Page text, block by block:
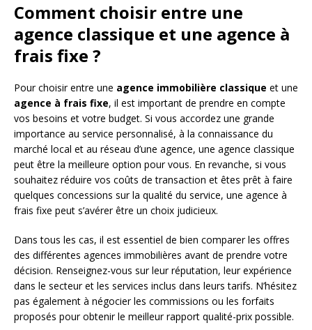
Comment choisir entre une
agence classique et une agence à
frais fixe ?
Pour choisir entre une agence immobilière classique et une
agence à frais fixe, il est important de prendre en compte
vos besoins et votre budget. Si vous accordez une grande
importance au service personnalisé, à la connaissance du
marché local et au réseau d’une agence, une agence classique
peut être la meilleure option pour vous. En revanche, si vous
souhaitez réduire vos coûts de transaction et êtes prêt à faire
quelques concessions sur la qualité du service, une agence à
frais fixe peut s’avérer être un choix judicieux.
Dans tous les cas, il est essentiel de bien comparer les offres
des différentes agences immobilières avant de prendre votre
décision. Renseignez-vous sur leur réputation, leur expérience
dans le secteur et les services inclus dans leurs tarifs. N’hésitez
pas également à négocier les commissions ou les forfaits
proposés pour obtenir le meilleur rapport qualité-prix possible.